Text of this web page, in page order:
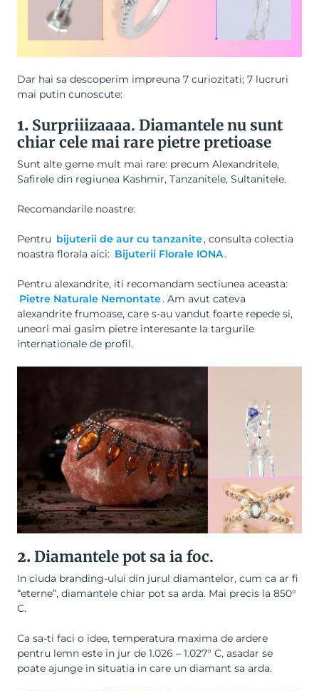
Dar hai sa descoperim impreuna 7 curiozitati; 7 lucruri
mai putin cunoscute:
1. Surpriiizaaaa. Diamantele nu sunt
chiar cele mai rare pietre pretioase
Sunt alte geme mult mai rare: precum Alexandritele,
Safirele din regiunea Kashmir, Tanzanitele, Sultanitele.
Recomandarile noastre:
Pentru bijuterii de aur cu tanzanite, consulta colectia
noastra florala aici: Bijuterii Florale IONA.
Pentru alexandrite, iti recomandam sectiunea aceasta:
Pietre Naturale Nemontate. Am avut cateva
alexandrite frumoase, care s-au vandut foarte repede si,
uneori mai gasim pietre interesante la targurile
internationale de profil.
2. Diamantele pot sa ia foc.
In ciuda branding-ului din jurul diamantelor, cum ca ar fi
“eterne”, diamantele chiar pot sa arda. Mai precis la 850°
C.
Ca sa-ti faci o idee, temperatura maxima de ardere
pentru lemn este in jur de 1.026 – 1.027° C, asadar se
poate ajunge in situatia in care un diamant sa arda.